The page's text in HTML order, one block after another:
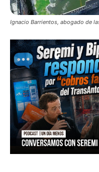
Ignacio Barrientos, abogado de